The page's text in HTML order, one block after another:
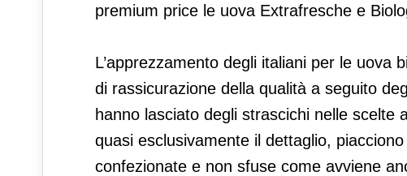
premium price le uova Extrafresche e
L’apprezzamento degli italiani per le
di rassicurazione della qualità a seguito
hanno lasciato degli strascichi nelle
quasi esclusivamente il dettaglio,
confezionate e non sfuse come avviene